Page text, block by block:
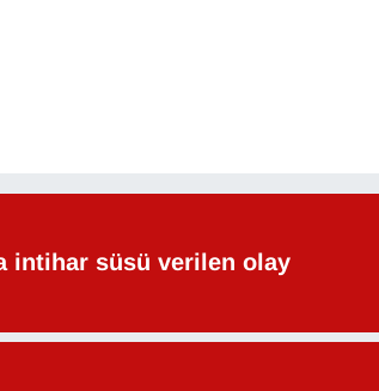
intihar süsü verilen olay